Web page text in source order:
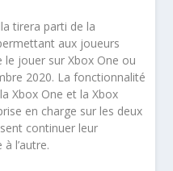
tirera parti de la
aux joueurs
le jouer sur Xbox One ou
2020. La fonctionnalité
Xbox One et la Xbox
en charge sur les deux
continuer leur
l’autre.